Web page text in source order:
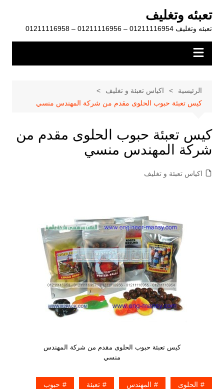
المحتوى
تعبئه وتغليف
تعبئه وتغليف 01211116954 – 01211116956 – 01211116958
الرئيسية
اكياس تعبئة و تغليف
كيس تعبئة حبوب الحلوى مقدم من شركة المهندس منسي
كيس تعبئة حبوب الحلوى مقدم من
شركة المهندس منسي
اكياس تعبئة و تغليف
كيس تعبئة حبوب الحلوى مقدم من شركة المهندس
منسي
الحلوى المهندس تعبئة حبوب